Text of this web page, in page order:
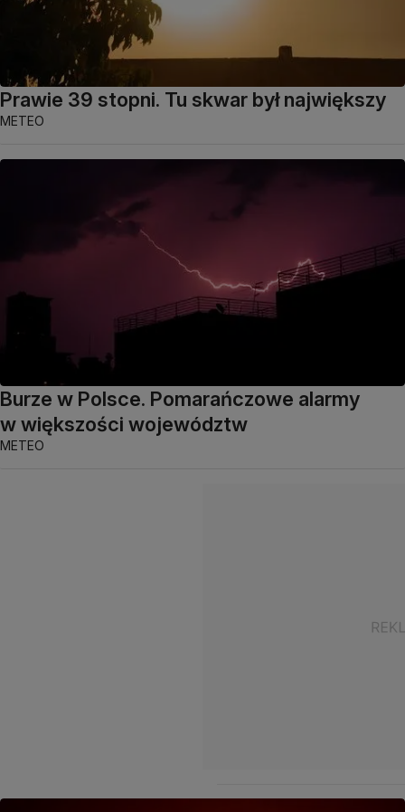
Prawie 39 stopni. Tu skwar był największy
METEO
Burze w Polsce. Pomarańczowe alarmy
w większości województw
METEO